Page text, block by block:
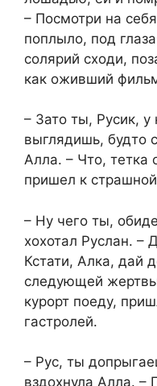
– Посмотри на
поплыло, под
солярий сходи,
как оживший
– Зато ты, Русик, у
выглядишь, будто
Алла. – Что, тетка
пришел к
– Ну чего ты,
хохотал Руслан. –
Кстати, Алка, дай
следующей
курорт поеду,
гастролей.
– Рус, ты
вздохнула Алла. –